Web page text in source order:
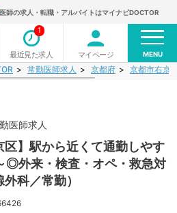
医師の求人・転職・アルバイトはマイナビDOCTOR
最近見た求人
1
マイページ MENU
常勤医師求人 京都府 京都市右京
医師求人
区】駅から近くて通勤しやす
◎外来・検査・オペ・救急対
科／常勤）